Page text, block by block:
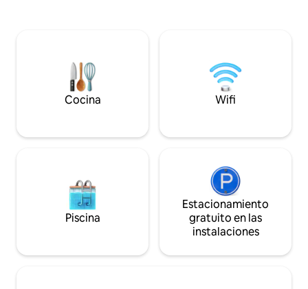
ojos y el tiempo que se ralentiza para ti.
incluso en
Cocina Wifi
Piscina
Estacionamiento
gratuito en las
instalaciones